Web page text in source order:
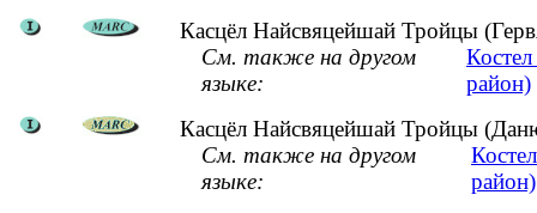
Касцёл Найсвяцейшай Тройцы
См. также на другом
языке:
район)
Касцёл Найсвяцейшай Тройцы
См. также на другом
языке:
район)